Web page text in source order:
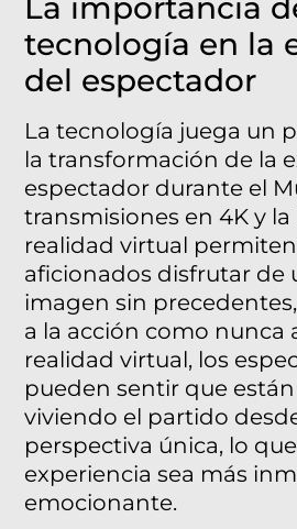
La importancia
tecnología en la
del espectador
La tecnología juega un
la transformación de la
espectador durante el
transmisiones en 4K y la
realidad virtual
aficionados disfrutar de
imagen sin
a la acción como nunca
realidad virtual, los
pueden sentir que
viviendo el partido
perspectiva única, lo
experiencia sea más
emocionante.